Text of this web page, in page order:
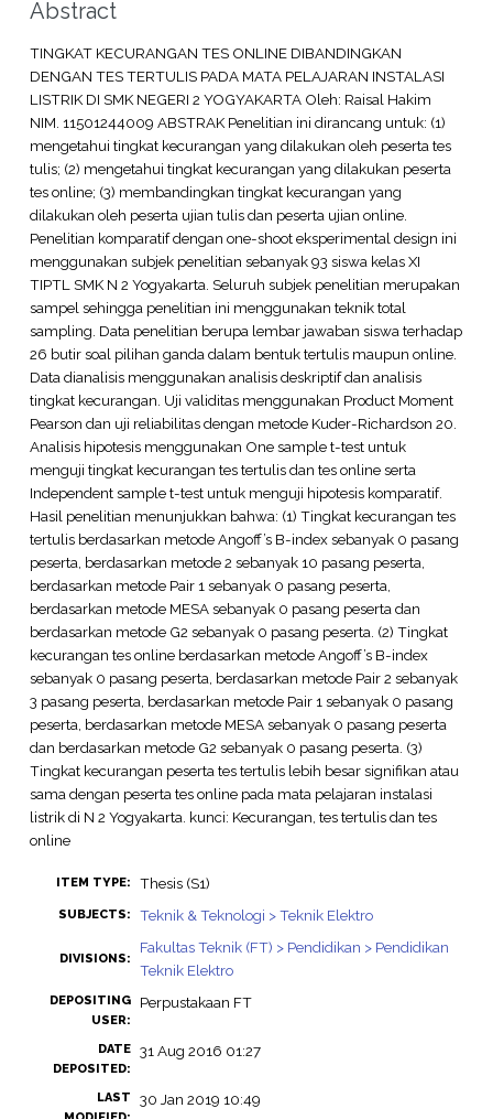
Abstract
TINGKAT KECURANGAN TES ONLINE DIBANDINGKAN
DENGAN TES TERTULIS PADA MATA PELAJARAN INSTALASI
LISTRIK DI SMK NEGERI 2 YOGYAKARTA Oleh: Raisal Hakim
NIM. 11501244009 ABSTRAK Penelitian ini dirancang untuk: (1)
mengetahui tingkat kecurangan yang dilakukan oleh peserta tes
tulis; (2) mengetahui tingkat kecurangan yang dilakukan peserta
tes online; (3) membandingkan tingkat kecurangan yang
dilakukan oleh peserta ujian tulis dan peserta ujian online.
Penelitian komparatif dengan one-shoot eksperimental design ini
menggunakan subjek penelitian sebanyak 93 siswa kelas XI
TIPTL SMK N 2 Yogyakarta. Seluruh subjek penelitian merupakan
sampel sehingga penelitian ini menggunakan teknik total
sampling. Data penelitian berupa lembar jawaban siswa terhadap
26 butir soal pilihan ganda dalam bentuk tertulis maupun online.
Data dianalisis menggunakan analisis deskriptif dan analisis
tingkat kecurangan. Uji validitas menggunakan Product Moment
Pearson dan uji reliabilitas dengan metode Kuder-Richardson 20.
Analisis hipotesis menggunakan One sample t-test untuk
menguji tingkat kecurangan tes tertulis dan tes online serta
Independent sample t-test untuk menguji hipotesis komparatif.
Hasil penelitian menunjukkan bahwa: (1) Tingkat kecurangan tes
tertulis berdasarkan metode Angoff’s B-index sebanyak 0 pasang
peserta, berdasarkan metode 2 sebanyak 10 pasang peserta,
berdasarkan metode Pair 1 sebanyak 0 pasang peserta,
berdasarkan metode MESA sebanyak 0 pasang peserta dan
berdasarkan metode G2 sebanyak 0 pasang peserta. (2) Tingkat
kecurangan tes online berdasarkan metode Angoff’s B-index
sebanyak 0 pasang peserta, berdasarkan metode Pair 2 sebanyak
3 pasang peserta, berdasarkan metode Pair 1 sebanyak 0 pasang
peserta, berdasarkan metode MESA sebanyak 0 pasang peserta
dan berdasarkan metode G2 sebanyak 0 pasang peserta. (3)
Tingkat kecurangan peserta tes tertulis lebih besar signifikan atau
sama dengan peserta tes online pada mata pelajaran instalasi
listrik di N 2 Yogyakarta. kunci: Kecurangan, tes tertulis dan tes
online
ITEM TYPE: Thesis (S1)
SUBJECTS: Teknik & Teknologi > Teknik Elektro
DIVISIONS:
Fakultas Teknik (FT) > Pendidikan > Pendidikan
Teknik Elektro
DEPOSITING
USER:
Perpustakaan FT
DATE
DEPOSITED:
31 Aug 2016 01:27
LAST
30 Jan 2019 10:49